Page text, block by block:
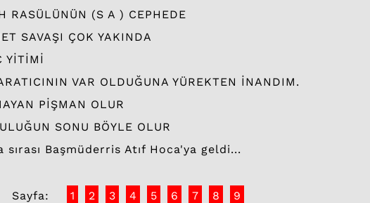
RASÜLÜNÜN (S A ) CEPHEDE
SAVAŞI ÇOK YAKINDA
YİTİMİ
VAR OLDUĞUNA YÜREKTEN İNANDIM.
PİŞMAN OLUR
SONU BÖYLE OLUR
sırası Başmüderris Atıf Hoca'ya geldi...
Sayfa: 1 2 3 4 5 6 7 8 9